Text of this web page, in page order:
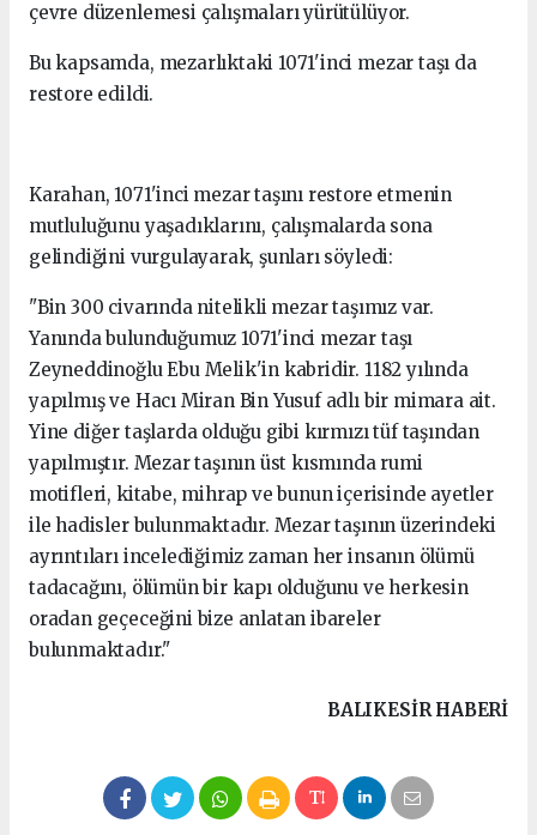
çevre düzenlemesi çalışmaları yürütülüyor.
Bu kapsamda, mezarlıktaki 1071'inci mezar taşı da
restore edildi.
Karahan, 1071'inci mezar taşını restore etmenin
mutluluğunu yaşadıklarını, çalışmalarda sona
gelindiğini vurgulayarak, şunları söyledi:
"Bin 300 civarında nitelikli mezar taşımız var.
Yanında bulunduğumuz 1071'inci mezar taşı
Zeyneddinoğlu Ebu Melik'in kabridir. 1182 yılında
yapılmış ve Hacı Miran Bin Yusuf adlı bir mimara ait.
Yine diğer taşlarda olduğu gibi kırmızı tüf taşından
yapılmıştır. Mezar taşının üst kısmında rumi
motifleri, kitabe, mihrap ve bunun içerisinde ayetler
ile hadisler bulunmaktadır. Mezar taşının üzerindeki
ayrıntıları incelediğimiz zaman her insanın ölümü
tadacağını, ölümün bir kapı olduğunu ve herkesin
oradan geçeceğini bize anlatan ibareler
bulunmaktadır."
BALIKESIR HABERİ